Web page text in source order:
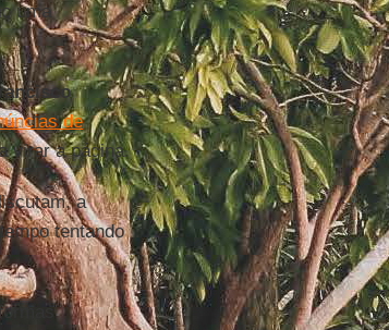
uma
de
virar a página.
a
tentando